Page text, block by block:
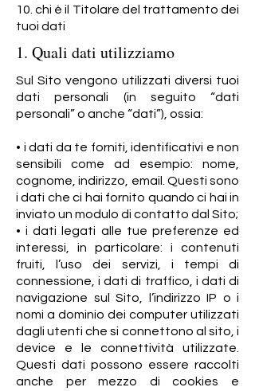
10. chi è il Titolare del trattamento dei
tuoi dati
1. Quali dati utilizziamo
Sul Sito vengono utilizzati diversi tuoi
dati personali (in seguito “dati
personali” o anche “dati”), ossia:
• i dati da te forniti, identificativi e non
sensibili come ad esempio: nome,
cognome, indirizzo, email. Questi sono
i dati che ci hai fornito quando ci hai in
inviato un modulo di contatto dal Sito;
• i dati legati alle tue preferenze ed
interessi, in particolare: i contenuti
fruiti, l’uso dei servizi, i tempi di
connessione, i dati di traffico, i dati di
navigazione sul Sito, l’indirizzo IP o i
nomi a dominio dei computer utilizzati
dagli utenti che si connettono al sito, i
device e le connettività utilizzate.
Questi dati possono essere raccolti
anche per mezzo di cookies e